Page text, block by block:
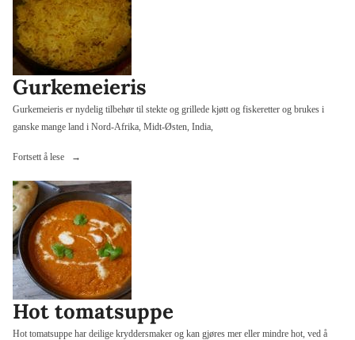
Gurkemeieris
Gurkemeieris er nydelig tilbehør til stekte og grillede kjøtt og fiskeretter og brukes i
ganske mange land i Nord-Afrika, Midt-Østen, India,
Fortsett å lese «Gurkemeieris»
Hot tomatsuppe
Hot tomatsuppe har deilige kryddersmaker og kan gjøres mer eller mindre hot, ved å